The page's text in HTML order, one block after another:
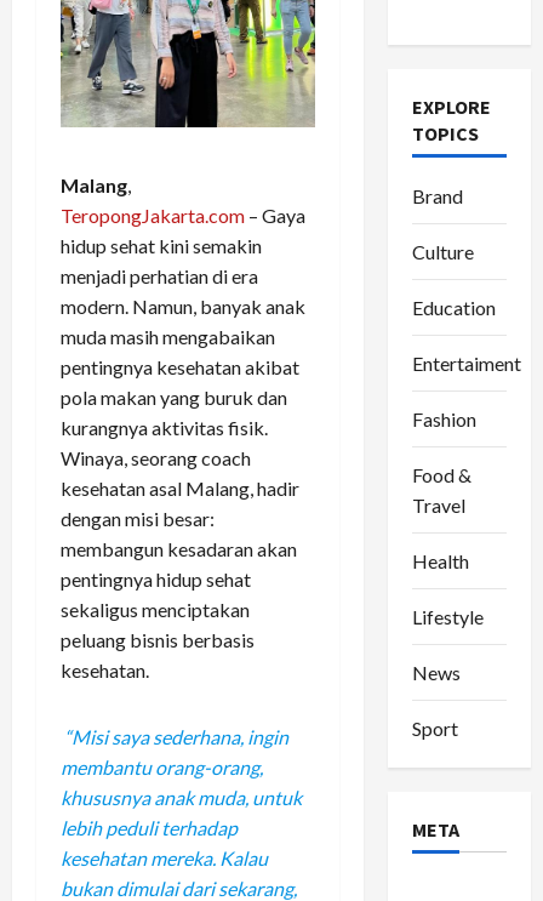
Malang,
TeropongJakarta.com – Gaya
hidup sehat kini semakin
menjadi perhatian di era
modern. Namun, banyak anak
muda masih mengabaikan
pentingnya kesehatan akibat
pola makan yang buruk dan
kurangnya aktivitas fisik.
Winaya, seorang coach
kesehatan asal Malang, hadir
dengan misi besar:
membangun kesadaran akan
pentingnya hidup sehat
sekaligus menciptakan
peluang bisnis berbasis
kesehatan.
“Misi saya sederhana, ingin
membantu orang-orang,
khususnya anak muda, untuk
lebih peduli terhadap
kesehatan mereka. Kalau
bukan dimulai dari sekarang,
EXPLORE
TOPICS
Brand
Culture
Education
Entertaiment
Fashion
Food &
Travel
Health
Lifestyle
News
Sport
META